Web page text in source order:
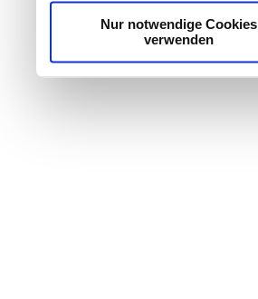
Dienste gesammelt haben.
Nur notwendige Cookies
verwenden